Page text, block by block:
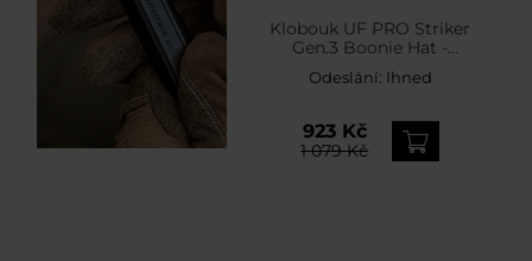
Klobouk UF PRO Striker
Gen.3 Boonie Hat -
Brown/Grey
Odeslání: Ihned
923 Kč
1 079 Kč